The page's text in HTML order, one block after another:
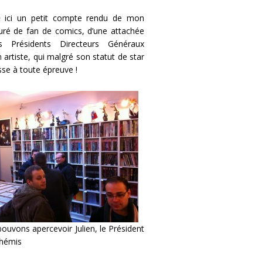
ici un petit compte rendu de mon
de fan de comics, d’une attachée
Directeurs Généraux
artiste, qui malgré son statut de star
à toute épreuve !
apercevoir Julien, le Président